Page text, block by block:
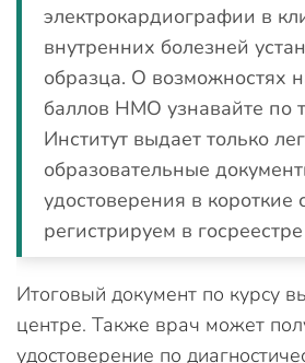
электрокардиографии в
внутренних болезней
образца. О возможностях
баллов НМО узнавайте по
Институт выдает только
образовательные
удостоверения в короткие
регистрируем в
Итоговый документ по курсу
центре. Также врач может
удостоверение по